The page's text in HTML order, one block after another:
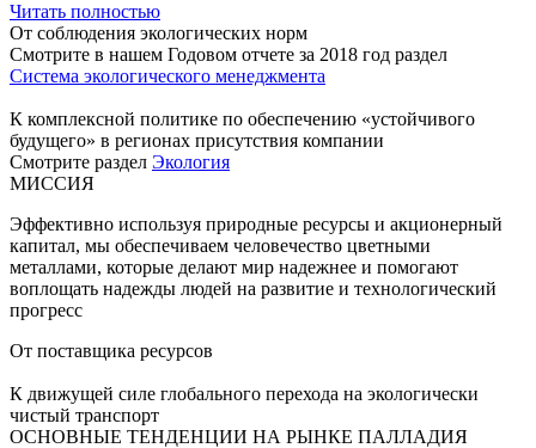
Читать полностью
От соблюдения экологических норм
Смотрите в нашем Годовом отчете за 2018 год раздел
Система экологического менеджмента
К комплексной политике по обеспечению «устойчивого
будущего» в регионах присутствия компании
Смотрите раздел Экология
МИССИЯ
Эффективно используя природные ресурсы и акционерный
капитал, мы обеспечиваем человечество цветными
металлами, которые делают мир надежнее и помогают
воплощать надежды людей на развитие и технологический
прогресс
От поставщика ресурсов
К движущей силе глобального перехода на экологически
чистый транспорт
ОСНОВНЫЕ ТЕНДЕНЦИИ НА РЫНКЕ ПАЛЛАДИЯ